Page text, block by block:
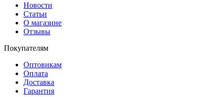
Новости
Статьи
О магазине
Отзывы
Покупателям
Оптовикам
Оплата
Доставка
Гарантия